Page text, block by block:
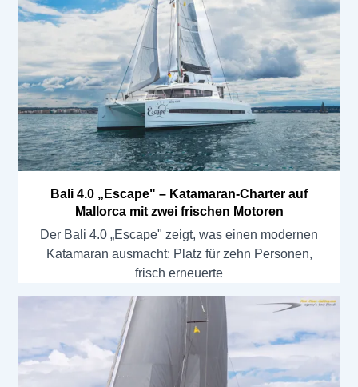
Bali 4.0 „Escape" – Katamaran-Charter auf
Mallorca mit zwei frischen Motoren
Der Bali 4.0 „Escape" zeigt, was einen modernen
Katamaran ausmacht: Platz für zehn Personen,
frisch erneuerte